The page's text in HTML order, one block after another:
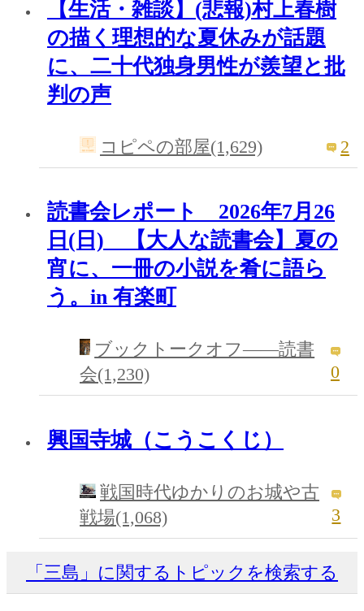
【生活・雑談】(悲報)村上春樹
の描く理想的な夏休みが話題
に、二十代独身男性が羨望と批
判の声
コピペの部屋(1,629) 2
読書会レポート 2026年7月26
日(日) 【大人な読書会】夏の
宵に、一冊の小説を肴に語ら
う。in 有楽町
ブックトークオフ――読書
会(1,230)
0
興国寺城（こうこくじ）
戦国時代ゆかりのお城や古
戦場(1,068)
3
「三島」に関するトピックを検索する